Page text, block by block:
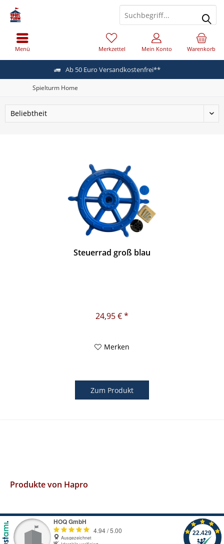
Ab 50 Euro Versandkostenfrei**
Menü Warenkorb
Merkzettel Mein Konto
Spielturm Home
Steuerrad groß blau
24,95 € *
Merken
Zum Produkt
Produkte von Hapro